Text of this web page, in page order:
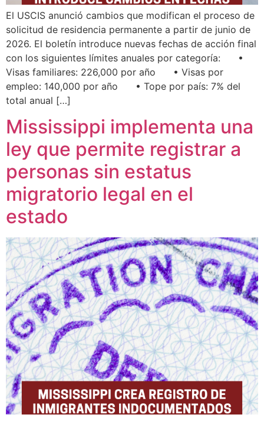
El USCIS anunció cambios que modifican el proceso de
solicitud de residencia permanente a partir de junio de
2026. El boletín introduce nuevas fechas de acción final
con los siguientes límites anuales por categoría: •
Visas familiares: 226,000 por año • Visas por
empleo: 140,000 por año • Tope por país: 7% del
total anual […]
Mississippi implementa una
ley que permite registrar a
personas sin estatus
migratorio legal en el
estado